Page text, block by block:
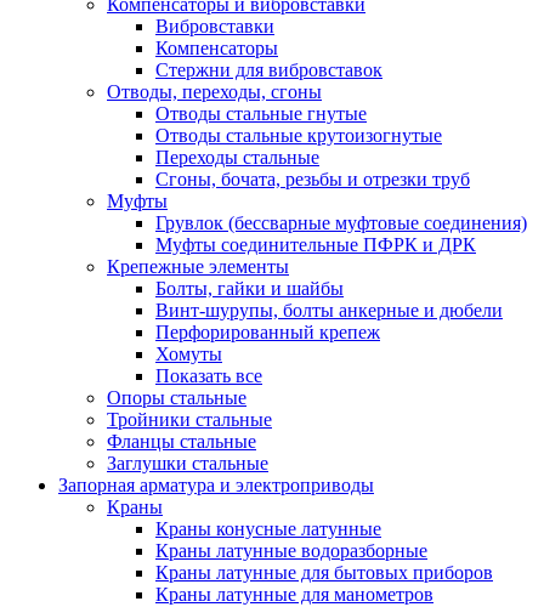
Компенсаторы и вибровставки
Вибровставки
Компенсаторы
Стержни для вибровставок
Отводы, переходы, сгоны
Отводы стальные гнутые
Отводы стальные крутоизогнутые
Переходы стальные
Сгоны, бочата, резьбы и отрезки труб
Муфты
Грувлок (бессварные муфтовые соединения)
Муфты соединительные ПФРК и ДРК
Крепежные элементы
Болты, гайки и шайбы
Винт-шурупы, болты анкерные и дюбели
Перфорированный крепеж
Хомуты
Показать все
Опоры стальные
Тройники стальные
Фланцы стальные
Заглушки стальные
Запорная арматура и электроприводы
Краны
Краны конусные латунные
Краны латунные водоразборные
Краны латунные для бытовых приборов
Краны латунные для манометров